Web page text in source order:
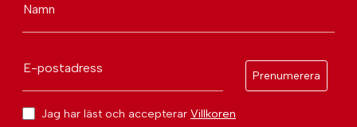
Namn
E-postadress
Prenumerera
Jag har läst och accepterar Villkoren